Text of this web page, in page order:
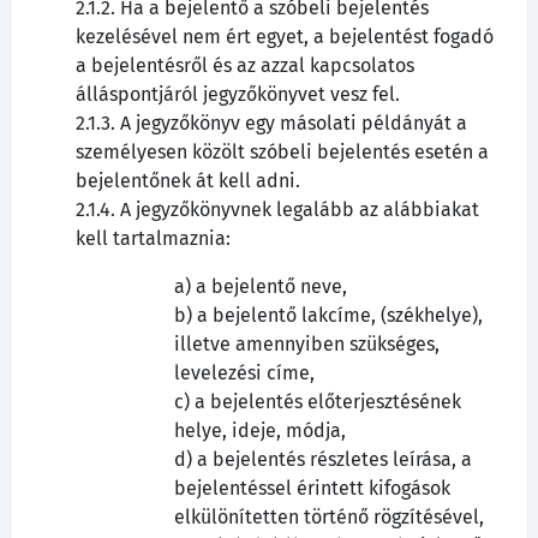
2.1.2. Ha a bejelentő a szóbeli bejelentés
kezelésével nem ért egyet, a bejelentést fogadó
a bejelentésről és az azzal kapcsolatos
álláspontjáról jegyzőkönyvet vesz fel.
2.1.3. A jegyzőkönyv egy másolati példányát a
személyesen közölt szóbeli bejelentés esetén a
bejelentőnek át kell adni.
2.1.4. A jegyzőkönyvnek legalább az alábbiakat
kell tartalmaznia:
a) a bejelentő neve,
b) a bejelentő lakcíme, (székhelye),
illetve amennyiben szükséges,
levelezési címe,
c) a bejelentés előterjesztésének
helye, ideje, módja,
d) a bejelentés részletes leírása, a
bejelentéssel érintett kifogások
elkülönítetten történő rögzítésével,